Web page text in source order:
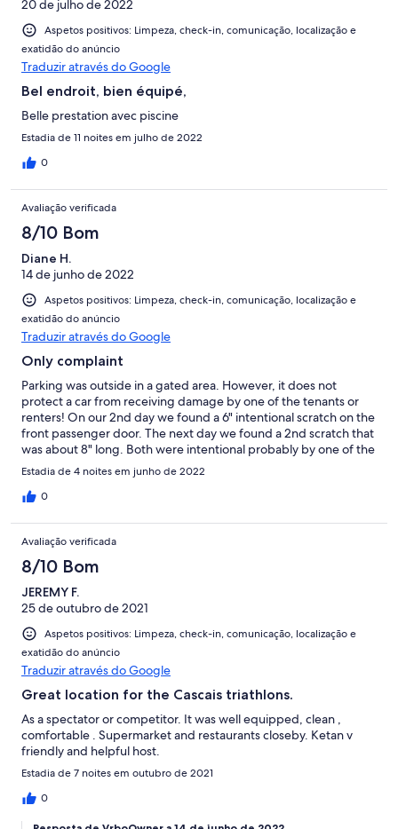
20 de julho de 2022
Aspetos positivos: Limpeza, check-in, comunicação, localização e
exatidão do anúncio
Traduzir através do Google
Bel endroit, bien équipé,
Belle prestation avec piscine
Estadia de 11 noites em julho de 2022
0
Avaliação verificada
8/10 Bom
Diane H.
14 de junho de 2022
Aspetos positivos: Limpeza, check-in, comunicação, localização e
exatidão do anúncio
Traduzir através do Google
Only complaint
Parking was outside in a gated area. However, it does not
protect a car from receiving damage by one of the tenants or
renters! On our 2nd day we found a 6" intentional scratch on the
front passenger door. The next day we found a 2nd scratch that
was about 8" long. Both were intentional probably by one of the
unit owners. I can't believe that a renter would do something
like this. We had French license plates which might have helped
target our car. Otherwise, a very spacious, comfortable, clean
sugar and paper towels, a lovely bottle of wine with OJ and
some milk. Also had the necessary items to cook and eat with.
Especially enjoyed the balcony with a peek to the ocean. Great
area for restaurants and a fully loaded grocery store and bakery
very close by. It is a large building and one needs to be aware of
where the apartment is within the building. Would definitely
stay at this apartment again!
Estadia de 4 noites em junho de 2022
0
Avaliação verificada
8/10 Bom
JEREMY F.
25 de outubro de 2021
Aspetos positivos: Limpeza, check-in, comunicação, localização e
exatidão do anúncio
Traduzir através do Google
Great location for the Cascais triathlons.
As a spectator or competitor. It was well equipped, clean ,
comfortable . Supermarket and restaurants closeby. Ketan v
friendly and helpful host.
Estadia de 7 noites em outubro de 2021
0